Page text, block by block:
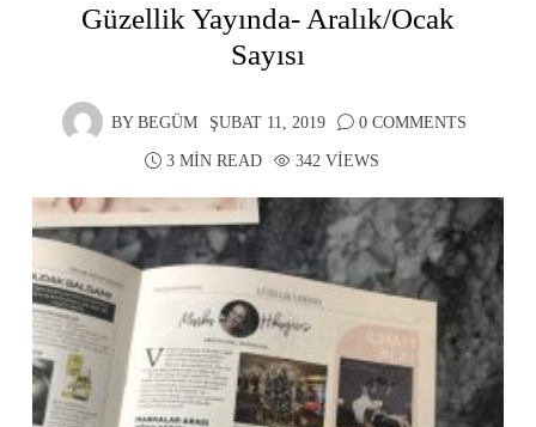
Güzellik Yayında- Aralık/Ocak
Sayısı
BY BEGÜM ŞUBAT 11, 2019 0 COMMENTS
3 MIN READ 342 VIEWS